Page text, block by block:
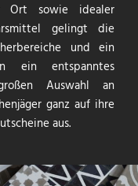
Ort sowie idealer
gelingt die
und ein
ein entspanntes
Auswahl an
ganz auf ihre
aus.